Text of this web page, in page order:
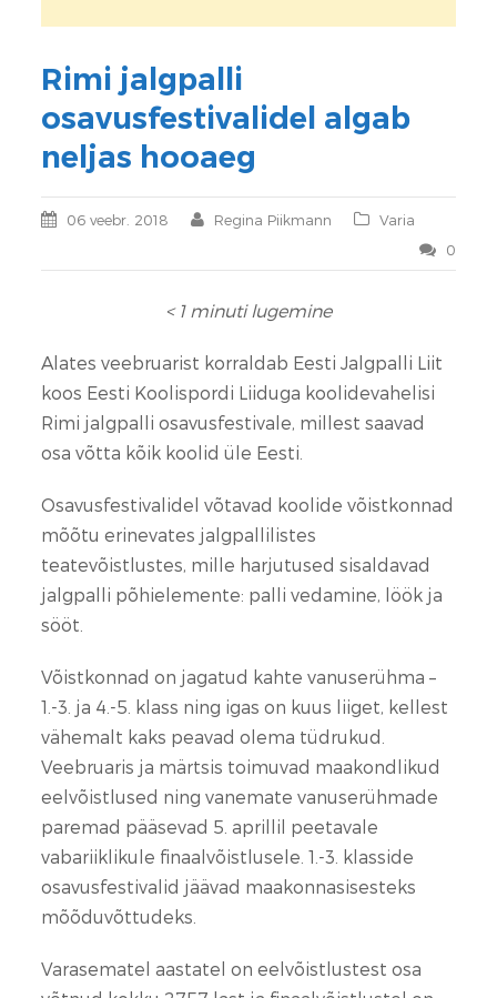
Rimi jalgpalli
osavusfestivalidel algab
neljas hooaeg
06 veebr. 2018 Regina Piikmann
Varia
0
< 1 minuti lugemine
Alates veebruarist korraldab Eesti Jalgpalli Liit
koos Eesti Koolispordi Liiduga koolidevahelisi
Rimi jalgpalli osavusfestivale, millest saavad
osa võtta kõik koolid üle Eesti.
Osavusfestivalidel võtavad koolide võistkonnad
mõõtu erinevates jalgpallilistes
teatevõistlustes, mille harjutused sisaldavad
jalgpalli põhielemente: palli vedamine, löök ja
sööt.
Võistkonnad on jagatud kahte vanuserühma –
1.-3. ja 4.-5. klass ning igas on kuus liiget, kellest
vähemalt kaks peavad olema tüdrukud.
Veebruaris ja märtsis toimuvad maakondlikud
eelvõistlused ning vanemate vanuserühmade
paremad pääsevad 5. aprillil peetavale
vabariiklikule finaalvõistlusele. 1.-3. klasside
osavusfestivalid jäävad maakonnasisesteks
mõõduvõttudeks.
Varasematel aastatel on eelvõistlustest osa